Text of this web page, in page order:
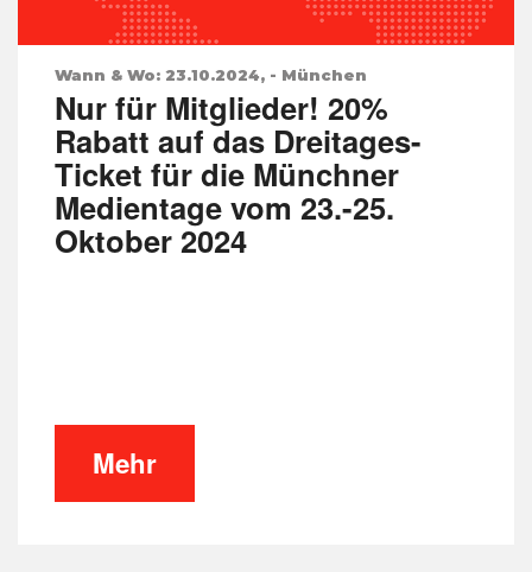
Wann & Wo: 23.10.2024, - München
Nur für Mitglieder! 20%
Rabatt auf das Dreitages-
Ticket für die Münchner
Medientage vom 23.-25.
Oktober 2024
Mehr